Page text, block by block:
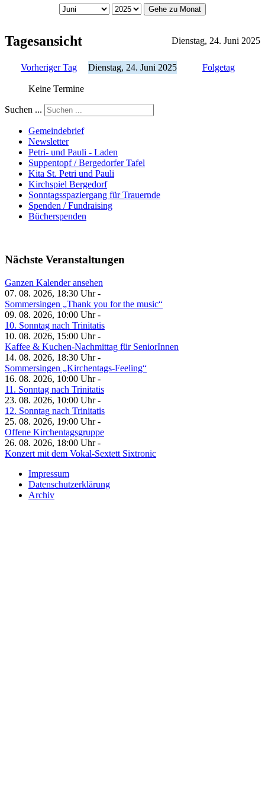
Gehe zu Monat
Tagesansicht Dienstag, 24. Juni 2025
Vorheriger Tag Dienstag, 24. Juni 2025 Folgetag
Keine Termine
Suchen ...
Gemeindebrief
Newsletter
Petri- und Pauli - Laden
Suppentopf / Bergedorfer Tafel
Kita St. Petri und Pauli
Kirchspiel Bergedorf
Sonntagsspaziergang für Trauernde
Spenden / Fundraising
Bücherspenden
Nächste Veranstaltungen
Ganzen Kalender ansehen
07. 08. 2026, 18:30 Uhr -
Sommersingen „Thank you for the music“
09. 08. 2026, 10:00 Uhr -
10. Sonntag nach Trinitatis
10. 08. 2026, 15:00 Uhr -
Kaffee & Kuchen-Nachmittag für SeniorInnen
14. 08. 2026, 18:30 Uhr -
Sommersingen „Kirchentags-Feeling“
16. 08. 2026, 10:00 Uhr -
11. Sonntag nach Trinitatis
23. 08. 2026, 10:00 Uhr -
12. Sonntag nach Trinitatis
25. 08. 2026, 19:00 Uhr -
Offene Kirchentagsgruppe
26. 08. 2026, 18:00 Uhr -
Konzert mit dem Vokal-Sextett Sixtronic
Impressum
Datenschutzerklärung
Archiv